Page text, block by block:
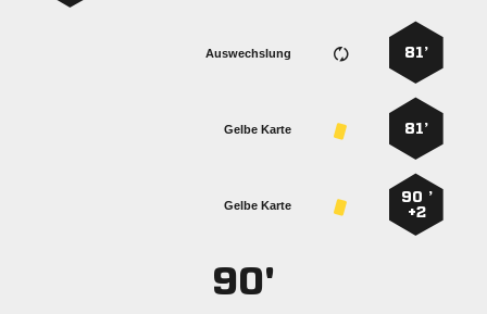
81’
Auswechslung
81’
Gelbe Karte
90 ’
+2
Gelbe Karte
90'